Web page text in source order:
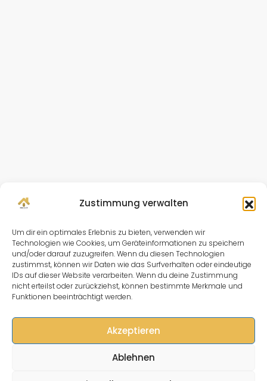
Zustimmung verwalten
Um dir ein optimales Erlebnis zu bieten, verwenden wir
Technologien wie Cookies, um Geräteinformationen zu speichern
und/oder darauf zuzugreifen. Wenn du diesen Technologien
zustimmst, können wir Daten wie das Surfverhalten oder eindeutige
IDs auf dieser Website verarbeiten. Wenn du deine Zustimmung
nicht erteilst oder zurückziehst, können bestimmte Merkmale und
Funktionen beeinträchtigt werden.
Akzeptieren
Ablehnen